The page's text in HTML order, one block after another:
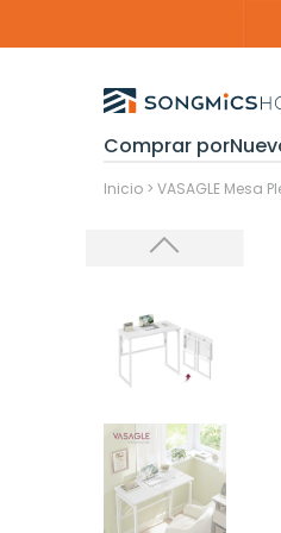
Comprar por
Inicio > VASAGLE Mesa